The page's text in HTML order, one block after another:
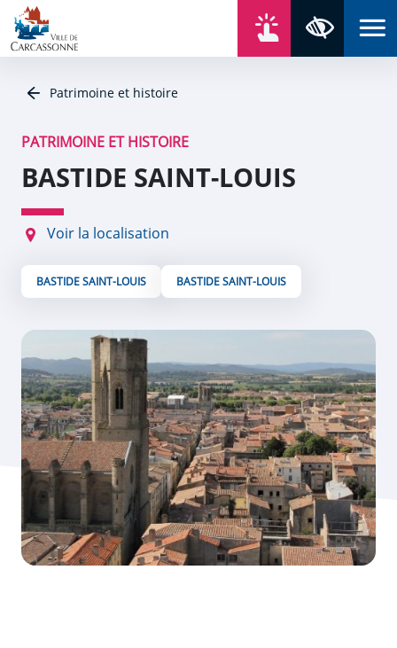
Aller au contenu
Aller au menu
Aller au plan du site
Aller à la recherche
Patrimoine et histoire
PATRIMOINE ET HISTOIRE
BASTIDE SAINT-LOUIS
Voir la localisation
BASTIDE SAINT-LOUIS BASTIDE SAINT-LOUIS
Panneau de gestion des cookies